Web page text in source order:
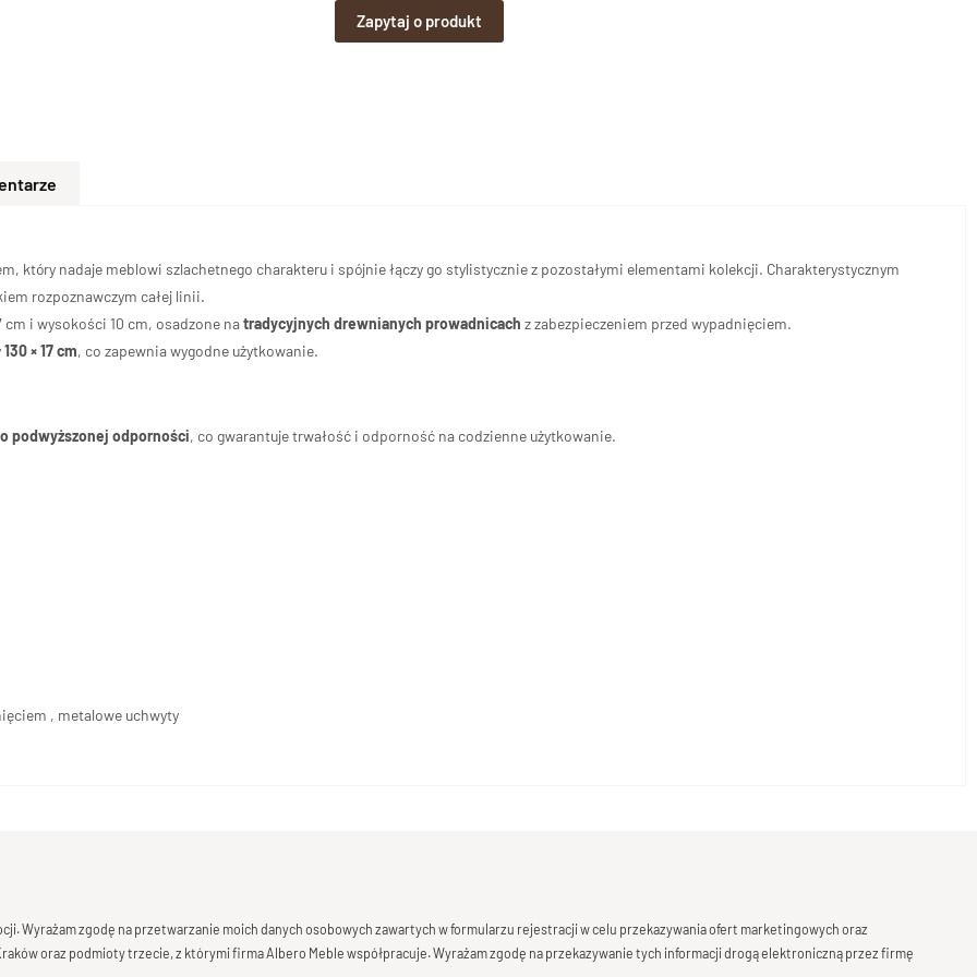
Zapytaj o produkt
który nadaje meblowi szlachetnego charakteru i spójnie łączy go stylistycznie z pozostałymi elementami kolekcji. Charakterystycznym
rozpoznawczym całej linii.
cm i wysokości 10 cm, osadzone natradycyjnych drewnianych prowadnicach z zabezpieczeniem przed wypadnięciem.
130 × 17 cm, co zapewnia wygodne użytkowanie.
podwyższonej odporności, co gwarantuje trwałość i odporność na codzienne użytkowanie.
, metalowe uchwyty
Wyrażam zgodę na przetwarzanie moich danych osobowych zawartych w formularzu rejestracji w celu przekazywania ofert marketingowych oraz
oraz podmioty trzecie, z którymi firma Albero Meble współpracuje. Wyrażam zgodę na przekazywanie tych informacji drogą elektroniczną przez firmę